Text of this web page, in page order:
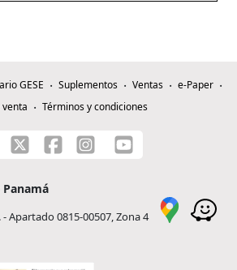
GESE Suplementos Ventas
e-Paper
venta
Términos y condiciones
Apartado 0815-00507, Zona 4